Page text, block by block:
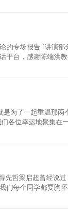
的专场报告 [讲演部
平台，感谢陈端洪
为了一起重温那两
各位幸运地聚集在
先哲梁启超曾经说
们每个同学都要胸